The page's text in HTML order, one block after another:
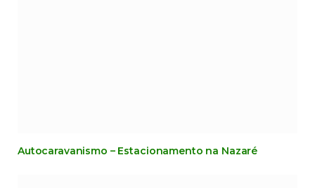
Autocaravanismo – Estacionamento na Nazaré